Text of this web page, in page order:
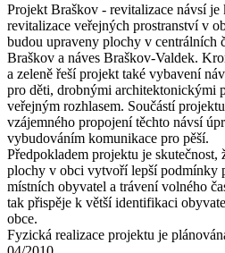
Projekt Braškov - revitalizace návsí
revitalizace veřejných prostranství v
budou upraveny plochy v centrálních
Braškov a náves Braškov-Valdek.
a zeleně řeší projekt také vybavení
pro děti, drobnými architektonickými
veřejným rozhlasem. Součástí
vzájemného propojení těchto návsí
vybudováním komunikace pro pěší.
Předpokladem projektu je
plochy v obci vytvoří lepší podmínky
místních obyvatel a trávení volného
tak přispěje k větší identifikaci
obce.
Fyzická realizace projektu je